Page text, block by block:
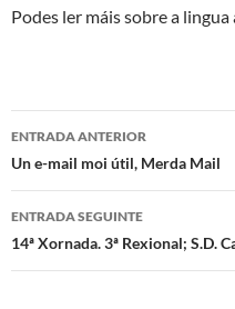
Podes ler máis sobre a
Navegación
de
artigos
ENTRADA ANTERIOR
Un e-mail moi útil, Merda Mail
ENTRADA SEGUINTE
14ª Xornada. 3ª Rexional; S.D.